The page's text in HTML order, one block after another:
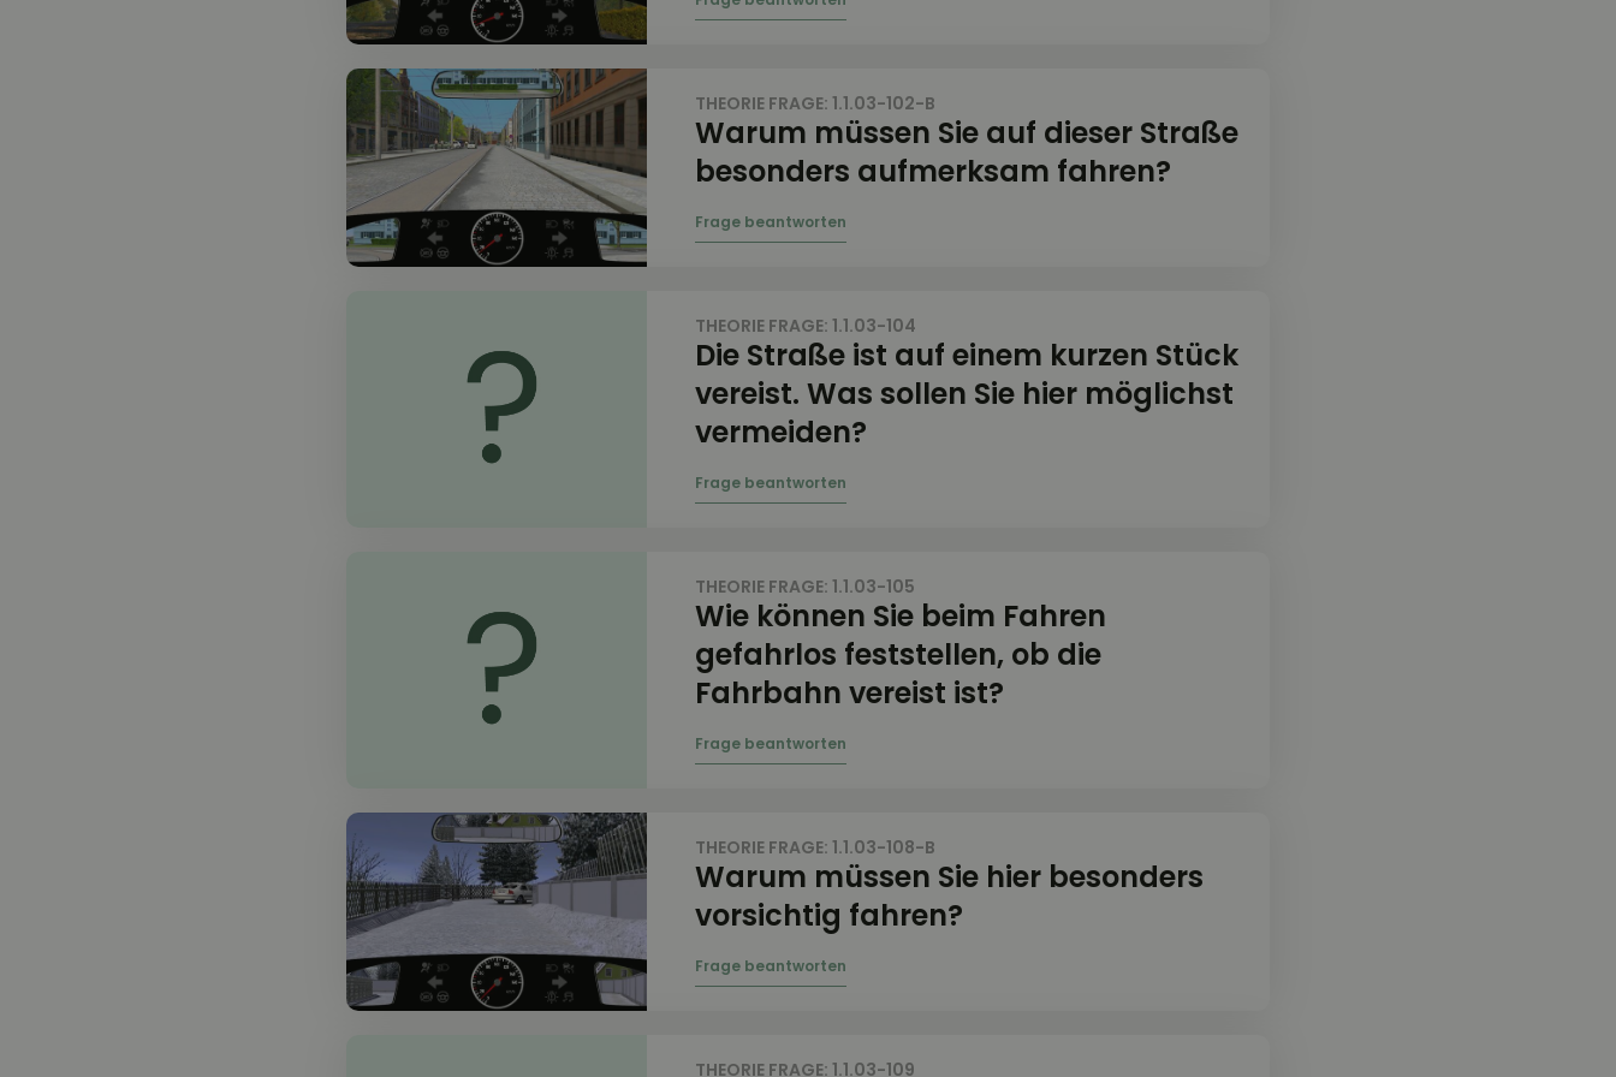
THEORIE FRAGE: 1.1.03-102-B
Warum müssen Sie auf dieser Straße
besonders aufmerksam fahren?
THEORIE FRAGE: 1.1.03-104
Die Straße ist auf einem kurzen Stück
vereist. Was sollen Sie hier möglichst
vermeiden?
THEORIE FRAGE: 1.1.03-105
Wie können Sie beim Fahren
gefahrlos feststellen, ob die
Fahrbahn vereist ist?
THEORIE FRAGE: 1.1.03-108-B
Warum müssen Sie hier besonders
vorsichtig fahren?
THEORIE FRAGE: 1.1.03-109